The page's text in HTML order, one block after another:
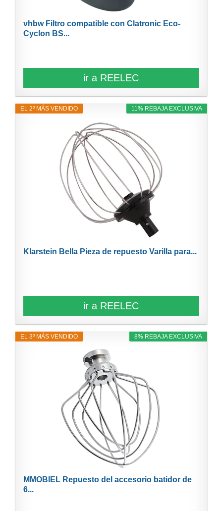
vhbw Filtro compatible con Clatronic Eco-
Cyclon BS...
ir a REELEC
11% REBAJA EXCLUSIVA
EL 2º MÁS VENDIDO
Klarstein Bella Pieza de repuesto Varilla para...
ir a REELEC
8% REBAJA EXCLUSIVA
EL 3º MÁS VENDIDO
MMOBIEL Repuesto del accesorio batidor de
6...